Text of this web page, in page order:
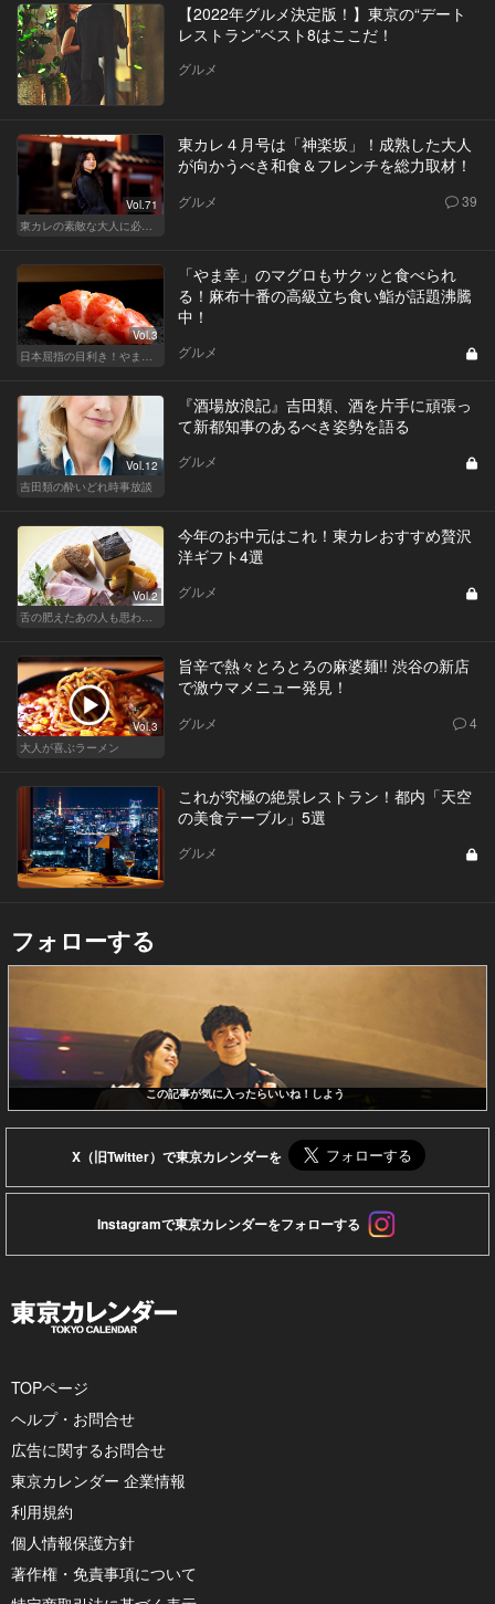
【2022年グルメ決定版！】東京の“デート
レストラン”ベスト8はここだ！
グルメ
Vol.71
東カレ４月号は「神楽坂」！成熟した大人
が向かうべき和食＆フレンチを総力取材！
グルメ 39
Vol.3
「やま幸」のマグロもサクッと食べられ
る！麻布十番の高級立ち食い鮨が話題沸騰
中！
グルメ
Vol.12
吉田類の酔いどれ時事放談
『酒場放浪記』吉田類、酒を片手に頑張っ
て新都知事のあるべき姿勢を語る
グルメ
Vol.2
今年のお中元はこれ！東カレおすすめ贅沢
洋ギフト4選
グルメ
Vol.3
大人が喜ぶラーメン
旨辛で熱々とろとろの麻婆麺!! 渋谷の新店
で激ウマメニュー発見！
グルメ 4
これが究極の絶景レストラン！都内「天空
の美食テーブル」5選
グルメ
フォローする
この記事が気に入ったらいいね！しよう
X（旧Twitter）で東京カレンダーを
Instagramで東京カレンダーをフォローする
TOPページ
ヘルプ・お問合せ
広告に関するお問合せ
東京カレンダー 企業情報
利用規約
個人情報保護方針
著作権・免責事項について